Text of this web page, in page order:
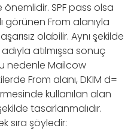
SPF pass olsa
From alanıyla
olabilir. Aynı şekilde
atılmışsa sonuç
nedenle Mailcow
From alanı, DKIM d=
kullanılan alan
tasarlanmalıdır.
sıra şöyledir: